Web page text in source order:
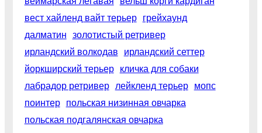
вест хайленд вайт терьер
грейхаунд
далматин
золотистый ретривер
ирландский волкодав
ирландский сеттер
йоркширский терьер
кличка для собаки
лабрадор ретривер
лейкленд терьер
мопс
поинтер
польская низинная овчарка
польская подгалянская овчарка